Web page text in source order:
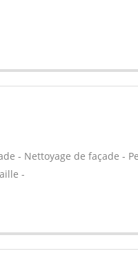
- Nettoyage de façade -
-